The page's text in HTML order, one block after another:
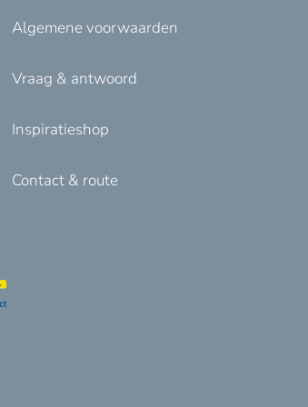
Algemene voorwaarden
Vraag & antwoord
Inspiratieshop
Contact & route